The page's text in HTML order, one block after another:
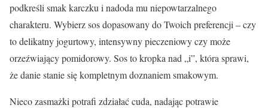
podkreśli smak karczku i nadoda mu niepowtarzalnego
charakteru. Wybierz sos dopasowany do Twoich preferencji – czy
to delikatny jogurtowy, intensywny pieczeniowy czy może
orzeźwiający pomidorowy. Sos to kropka nad „i”, która sprawi,
że danie stanie się kompletnym doznaniem smakowym.
Nieco zasmażki potrafi zdziałać cuda, nadając potrawie